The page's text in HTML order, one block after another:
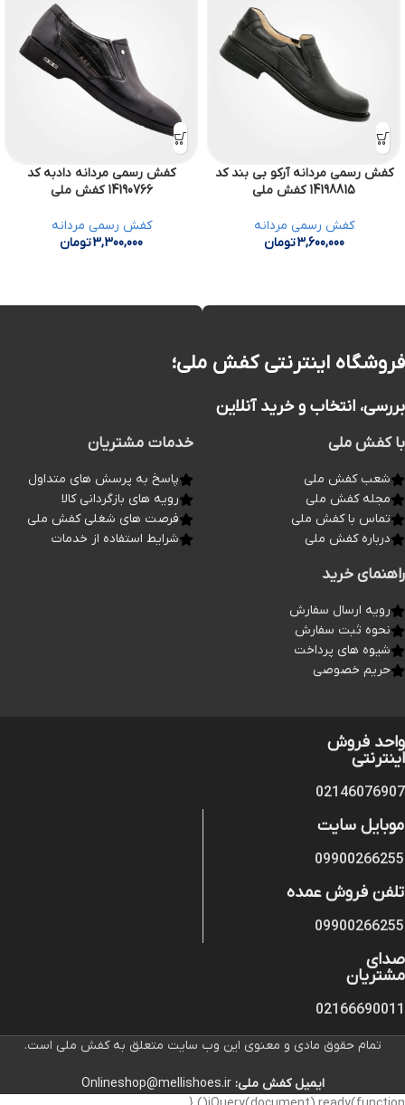
کفش رسمی مردانه آرکو بی بند کد
14198815 کفش ملی
کفش رسمی مردانه
3,600,000تومان
کفش رسمی مردانه دادبه کد
14190766 کفش ملی
کفش رسمی مردانه
3,300,000تومان
فروشگاه اینترنتی کفش ملی؛
بررسی، انتخاب و خرید آنلاین
با کفش ملی
شعب کفش ملی
مجله کفش ملی
تماس با کفش ملی
درباره کفش ملی
خدمات مشتریان
پاسخ به پرسش های متداول
رویه های بازگردانی کالا
فرصت های شغلی کفش ملی
شرایط استفاده از خدمات
راهنمای خرید
رویه ارسال سفارش
نحوه ثبت سفارش
شیوه های پرداخت
حریم خصوصی
واحد فروش
اینترنتی
02146076907
موبایل سایت
09900266255
تلفن فروش عمده
09900266255
صدای
مشتریان
02166690011
تمام حقوق مادی و معنوی این وب سایت متعلق به کفش ملی است.
ایمیل کفش ملی:Onlineshop@mellishoes.ir